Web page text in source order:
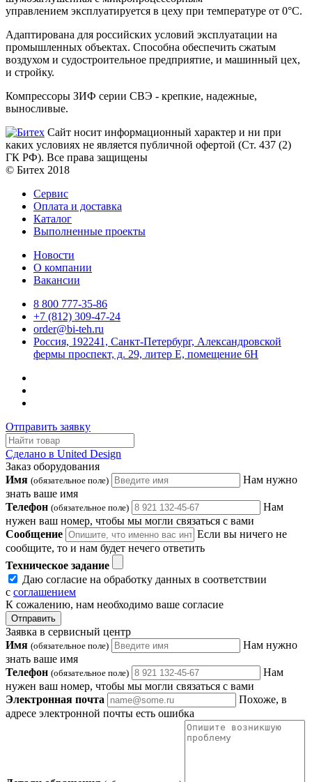
управлением эксплуатируется в цеху при температуре от 0°С.
Адаптирована для российских условий эксплуатации на
промышленных объектах. Способна обеспечить сжатым
воздухом и судостроительное предприятие, и машинный цех,
и стройку.
Компрессоры ЗИФ серии СВЭ - крепкие, надежные,
выносливые.
Сайт носит информационный характер и ни при
каких условиях не является публичной офертой (Ст. 437 (2)
ГК РФ). Все права защищены
© Битех 2018
Сервис
Оплата и доставка
Каталог
Выполненные проекты
Новости
О компании
Вакансии
8 800 777-35-86
+7 (812) 309-47-24
order@bi-teh.ru
Россия, 192241, Санкт-Петербург, Александровской
фермы проспект, д. 29, литер Е, помещение 6Н
Отправить заявку
Сделано в United Design
Заказ оборудования
Имя (обязательное поле)
Нам нужно
знать ваше имя
Телефон (обязательное поле)
Нам
нужен ваш номер, чтобы мы могли связаться с вами
Сообщение
Если вы ничего не
сообщите, то и нам будет нечего ответить
Техническое задание
Даю согласие на обработку данных в соответствии
с соглашением
К сожалению, нам необходимо ваше согласие
Отправить
Заявка в сервисный центр
Имя (обязательное поле)
Нам нужно
знать ваше имя
Телефон (обязательное поле)
Нам
нужен ваш номер, чтобы мы могли связаться с вами
Электронная почта
Похоже, в
адресе электронной почты есть ошибка